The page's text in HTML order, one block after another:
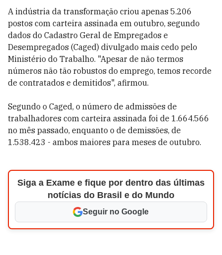
A indústria da transformação criou apenas 5.206
postos com carteira assinada em outubro, segundo
dados do Cadastro Geral de Empregados e
Desempregados (Caged) divulgado mais cedo pelo
Ministério do Trabalho. "Apesar de não termos
números não tão robustos do emprego, temos recorde
de contratados e demitidos", afirmou.
Segundo o Caged, o número de admissões de
trabalhadores com carteira assinada foi de 1.664.566
no mês passado, enquanto o de demissões, de
1.538.423 - ambos maiores para meses de outubro.
Siga a Exame e fique por dentro das últimas
notícias do Brasil e do Mundo
Seguir no Google